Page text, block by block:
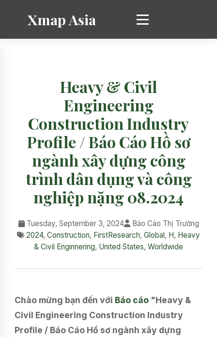
Xmap Asia
Heavy & Civil
Engineering
Construction Industry
Profile / Báo Cáo Hồ sơ
ngành xây dựng công
trình dân dụng và công
nghiệp nặng 08.2024
Tuesday, September 3, 2024
Báo Cáo Thị Trường
2024, Construction, FirstResearch, Global, H, Heavy
& Civil Enginnering, United States, Worldwide
Chào mừng bạn đến với Báo cáo "Heavy &
Civil Engineering Construction Industry
Profile / Báo Cáo Hồ sơ ngành xây dựng